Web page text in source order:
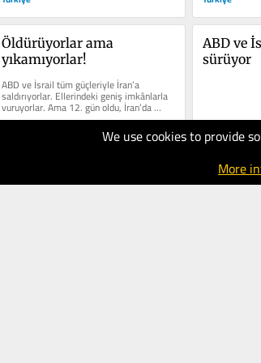
We use cookies to provide
More
Öldürüyorlar ama
yıkamıyorlar!
ABD ve İsrail tüm güçleriyle İran’a
saldırıyorlar. Ellerindeki geniş imkânlarla
vuruyorlar. Ama 12. gün oldu, İran’da
rejimi...
ABD ve
sürüyor
09.03.2026
150
Türkiye